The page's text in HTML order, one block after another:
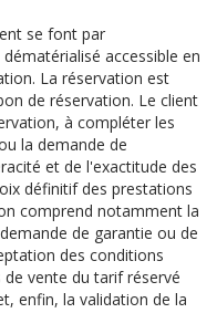
se font par
accessible en
La réservation est
de réservation. Le client
à compléter les
la demande de
et de l'exactitude des
définitif des prestations
comprend notamment la
de garantie ou de
des conditions
vente du tarif réservé
enfin, la validation de la